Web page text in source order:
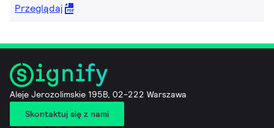
Przeglądaj
Aleje Jerozolimskie 195B, 02-222 Warszawa
Skontaktuj się z nami